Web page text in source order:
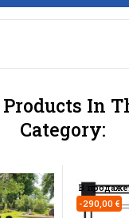
Products In
Category:
В
-290,00 €